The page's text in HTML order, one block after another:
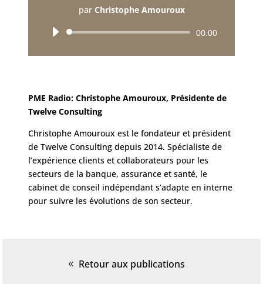
par Christophe Amouroux
Lecteur
00:00
PME Radio: Christophe Amouroux, Présidente de
Twelve Consulting
Christophe Amouroux est le fondateur et président
de Twelve Consulting depuis 2014. Spécialiste de
l’expérience clients et collaborateurs pour les
secteurs de la banque, assurance et santé, le
cabinet de conseil indépendant s’adapte en interne
pour suivre les évolutions de son secteur.
Retour aux publications